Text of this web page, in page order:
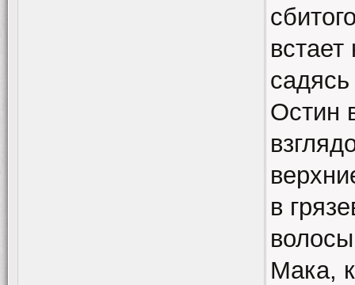
Остин
в
Мака,